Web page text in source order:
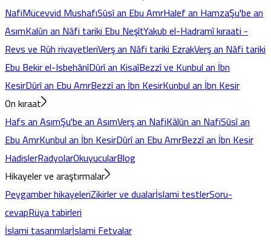
NafiMücevvid MushafıSûsî an Ebu AmrHalef an HamzaŞu'be an
AsımKalûn an Nâfi tariki Ebu NeşîtYakub el-Hadramî kıraati -
Revs ve Rûh rivayetleriVerş an Nâfi tariki EzrakVerş an Nâfi tariki
Ebu Bekir el-IsbehânîDûrî an KisaîBezzî ve Kunbul an İbn
KesirDûrî an Ebu AmrBezzî an İbn KesirKunbul an İbn Kesir
On kıraat
Hafs an AsımŞu'be an AsımVerş an NafiKâlûn an NafiSûsî an
Ebu AmrKunbul an İbn KesirDûrî an Ebu AmrBezzî an İbn Kesir
HadislerRadyolarOkuyucularBlog
Hikayeler ve araştırmalar
Peygamber hikayeleriZikirler ve dualarİslami testlerSoru-
cevapRüya tabirleri
İslami tasarımlarİslami Fetvalar